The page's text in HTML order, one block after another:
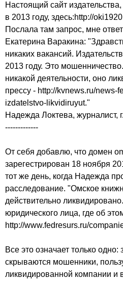
Настоящий сайт
в 2013 году, здесь:http://
Послала там запрос, мне
Екатерина Варакина:
никаких вакансий.
2013 году. Это
никакой деятельности, оно
прессу - http://kvnews.ru/news-
izdatelstvo-likvidiruyut."
Надежда Локтева, журналист,
-------------
От себя добавлю, что домен
зарегестрирован 18 ноября
тот же день, когда Надежда
расследование. "Омское
действительно
юридического лица, где об
http://www.fedresurs.ru/
Все это означает только
скрываются мошенники,
ликвидированной компании